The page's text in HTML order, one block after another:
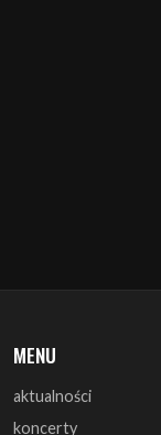
aktualności
zapowiedzi
recenzje
zagrali